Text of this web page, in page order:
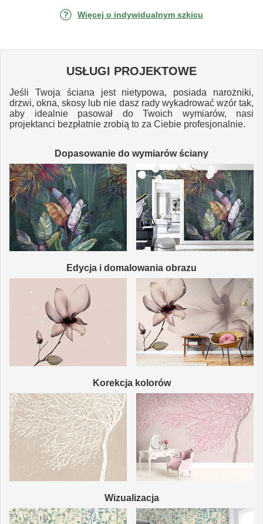
Więcej o indywidualnym szkicu
USŁUGI PROJEKTOWE
Jeśli Twoja ściana jest nietypowa, posiada narożniki,
drzwi, okna, skosy lub nie dasz rady wykadrować wzór tak,
aby idealnie pasował do Twoich wymiarów, nasi
projektanci bezpłatnie zrobią to za Ciebie profesjonalnie.
Dopasowanie do wymiarów ściany
Edycja i domalowania obrazu
Korekcja kolorów
Wizualizacja